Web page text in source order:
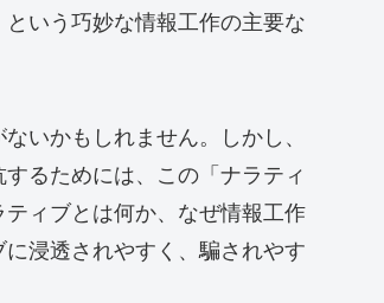
いう巧妙な情報工作の主要な
いかもしれません。しかし、
るためには、この「ナラティ
ィブとは何か、なぜ情報工作
浸透されやすく、騙されやす